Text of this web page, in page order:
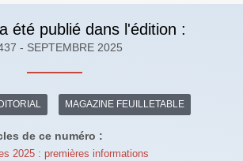
été publié dans l'édition :
- SEPTEMBRE 2025
MAGAZINE FEUILLETABLE
de ce numéro :
2025 : premières informations